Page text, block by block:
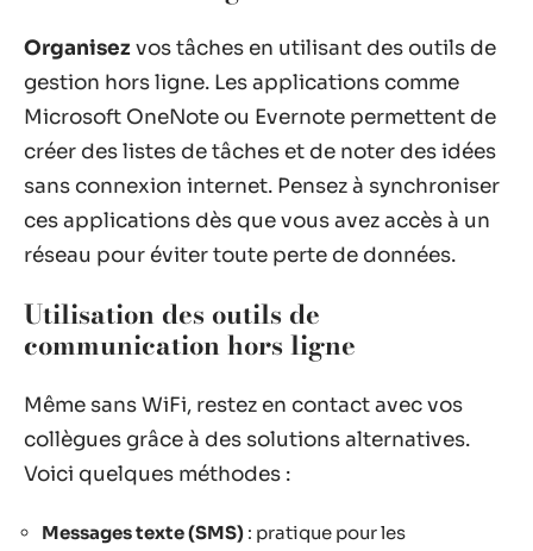
Organisezvos tâches en utilisant des outils de
gestion hors ligne. Les applications comme
Microsoft OneNote ou Evernote permettent de
créer des listes de tâches et de noter des idées
sans connexion internet. Pensez à synchroniser
ces applications dès que vous avez accès à un
réseau pour éviter toute perte de données.
Utilisation des outils de
communication hors ligne
Même sans WiFi, restez en contact avec vos
collègues grâce à des solutions alternatives.
Voici quelques méthodes :
Messages texte (SMS) : pratique pour les